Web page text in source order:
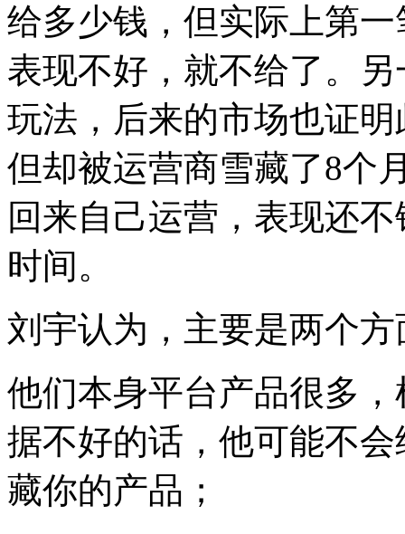
给多少钱，但实际上第
表现不好，就不给了。
玩法，后来的市场也证
但却被运营商雪藏了8个
回来自己运营，表现还
时间。
刘宇认为，主要是两个
他们本身平台产品很多
据不好的话，他可能不
藏你的产品；